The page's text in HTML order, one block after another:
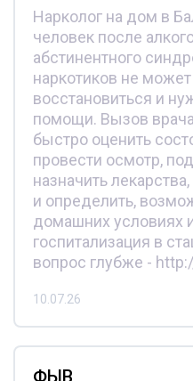
Нарколог на дом в
человек после
абстинентного
наркотиков не
восстановиться и
помощи. Вызов
быстро оценить
провести осмотр,
назначить
и определить,
домашних условиях
госпитализация в
вопрос глубже -
10.07.26
ФЫВ